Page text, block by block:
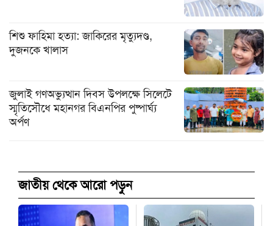
শিশু ফাহিমা হত্যা: জাকিরের মৃত্যুদণ্ড,
দুজনকে খালাস
জুলাই গণঅভ্যুত্থান দিবস উপলক্ষে সিলেটে
স্মৃতিসৌধে মহানগর বিএনপির পুষ্পার্ঘ্য
অর্পণ
জাতীয় থেকে আরো পড়ুন